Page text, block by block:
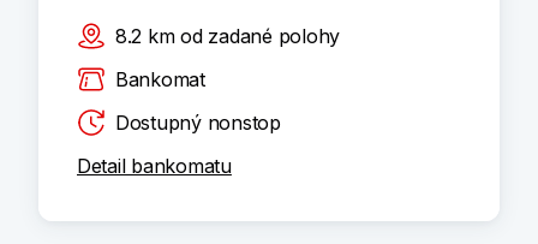
8.2 km od zadané polohy
Bankomat
Dostupný nonstop
Detail bankomatu